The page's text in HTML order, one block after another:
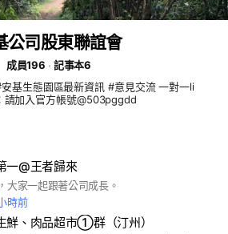
公司股東聯誼會
成員196
記事本6
基生態園區最新資訊 #意見交流 一對一li
請加入官方帳號@503pggdd
一@王者歸來
大家一起跟著公司成長。
時前
鮮、肉品超市①群（汀州）